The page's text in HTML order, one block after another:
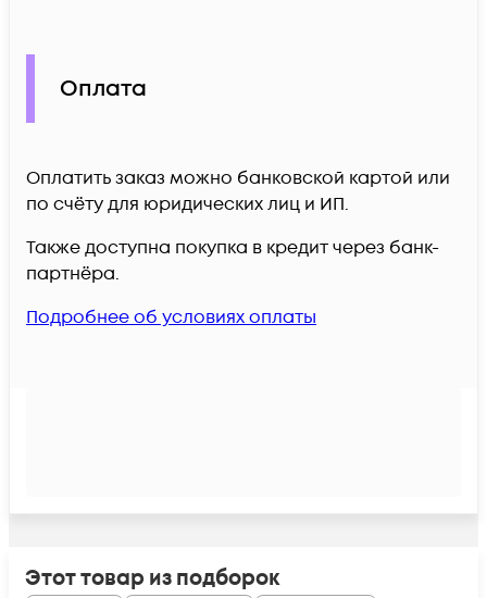
Оплата
Оплатить заказ можно банковской картой или
по счёту для юридических лиц и ИП.
Также доступна покупка в кредит через банк-
партнёра.
Подробнее об условиях оплаты
Этот товар из подборок